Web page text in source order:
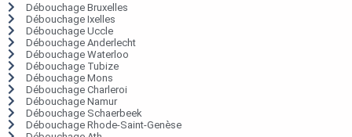
Débouchage Bruxelles
Débouchage Ixelles
Débouchage Uccle
Débouchage Anderlecht
Débouchage Waterloo
Débouchage Tubize
Débouchage Mons
Débouchage Charleroi
Débouchage Namur
Débouchage Schaerbeek
Débouchage Rhode-Saint-Genèse